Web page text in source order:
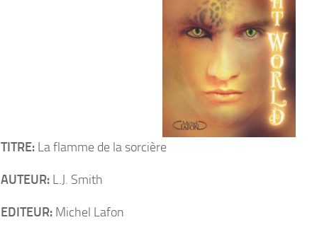
TITRE: La flamme de la sorcière
AUTEUR: L.J. Smith
EDITEUR: Michel Lafon